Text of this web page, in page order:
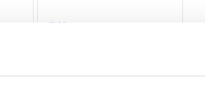
18,90
★★★★★